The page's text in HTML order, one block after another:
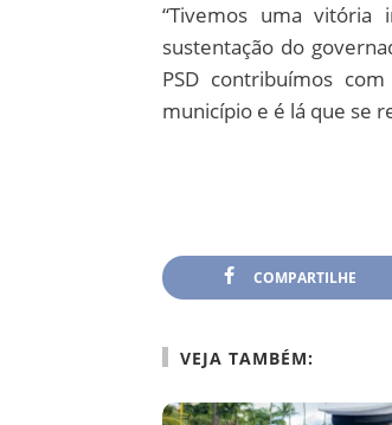
“Tivemos uma
sustentação do
PSD contribuímos
município e é lá que se
COMPARTILHE
VEJA TAMBÉM: